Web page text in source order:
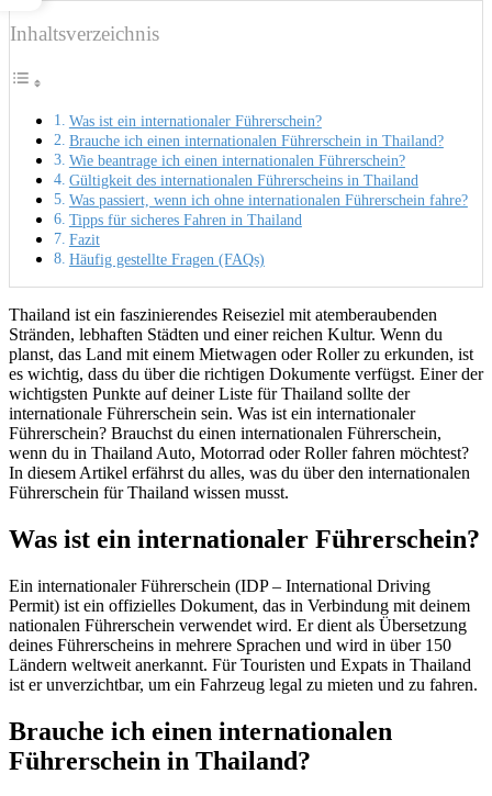
Inhaltsverzeichnis
Was ist ein internationaler Führerschein?
Brauche ich einen internationalen Führerschein in Thailand?
Wie beantrage ich einen internationalen Führerschein?
Gültigkeit des internationalen Führerscheins in Thailand
Was passiert, wenn ich ohne internationalen Führerschein fahre?
Tipps für sicheres Fahren in Thailand
Fazit
Häufig gestellte Fragen (FAQs)
Thailand ist ein faszinierendes Reiseziel mit atemberaubenden
Stränden, lebhaften Städten und einer reichen Kultur. Wenn du
planst, das Land mit einem Mietwagen oder Roller zu erkunden, ist
es wichtig, dass du über die richtigen Dokumente verfügst. Einer der
wichtigsten Punkte auf deiner Liste für Thailand sollte der
internationale Führerschein sein. Was ist ein internationaler
Führerschein? Brauchst du einen internationalen Führerschein,
wenn du in Thailand Auto, Motorrad oder Roller fahren möchtest?
In diesem Artikel erfährst du alles, was du über den internationalen
Führerschein für Thailand wissen musst.
Was ist ein internationaler Führerschein?
Ein internationaler Führerschein (IDP – International Driving
Permit) ist ein offizielles Dokument, das in Verbindung mit deinem
nationalen Führerschein verwendet wird. Er dient als Übersetzung
deines Führerscheins in mehrere Sprachen und wird in über 150
Ländern weltweit anerkannt. Für Touristen und Expats in Thailand
ist er unverzichtbar, um ein Fahrzeug legal zu mieten und zu fahren.
Brauche ich einen internationalen
Führerschein in Thailand?